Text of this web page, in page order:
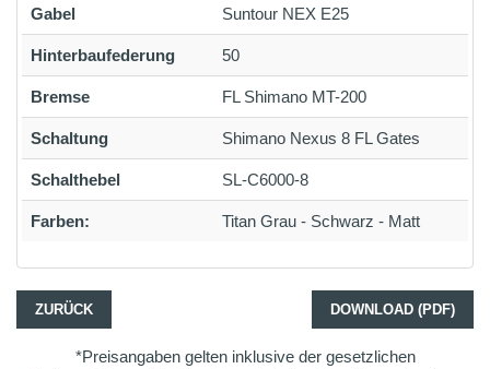
Gabel Suntour NEX E25
Hinterbaufederung 50
Bremse FL Shimano MT-200
Schaltung Shimano Nexus 8 FL Gates
Schalthebel SL-C6000-8
Farben: Titan Grau - Schwarz - Matt
ZURÜCK DOWNLOAD (PDF)
*Preisangaben gelten inklusive der gesetzlichen